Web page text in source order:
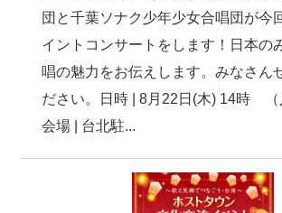
団と千葉ソナク少年少女合唱団が今
イントコンサートをします！日本の
唱の魅力をお伝えします。みなさん
ださい。日時 | 8月22日(木) 14時 （
会場 | 台北駐...